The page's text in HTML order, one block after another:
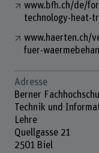
www.bfh.ch/de/
technology-heat-
www.haerten.ch/
fuer-
Adresse
Berner
Technik und
Lehre
Quellgasse 21
2501 Biel